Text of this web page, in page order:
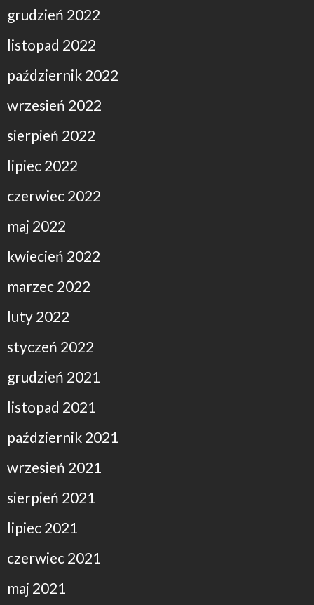
grudzień 2022
listopad 2022
październik 2022
wrzesień 2022
sierpień 2022
lipiec 2022
czerwiec 2022
maj 2022
kwiecień 2022
marzec 2022
luty 2022
styczeń 2022
grudzień 2021
listopad 2021
październik 2021
wrzesień 2021
sierpień 2021
lipiec 2021
czerwiec 2021
maj 2021